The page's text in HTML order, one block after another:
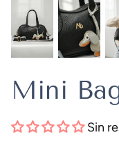
Mini
Sin